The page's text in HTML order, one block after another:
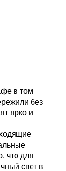
в том
без
ярко и
что для
свет в